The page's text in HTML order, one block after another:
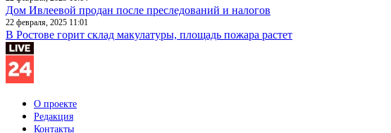
Дом Ивлеевой продан после преследований и налогов
22 февраля, 2025 11:01
В Ростове горит склад макулатуры, площадь пожара растет
О проекте
Редакция
Контакты